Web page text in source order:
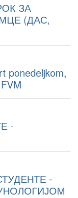
ЗА
(ДАС,
ponedeljkom,
-
-